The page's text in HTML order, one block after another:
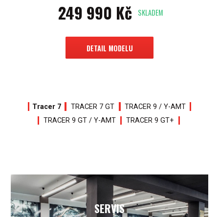
249 990 Kč SKLADEM
DETAIL MODELU
Tracer 7 TRACER 7 GT
TRACER 9 / Y-AMT
TRACER 9 GT / Y-AMT
TRACER 9 GT+
SERVIS